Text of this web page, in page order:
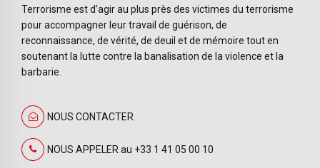
Terrorisme est d’agir au plus près des victimes du terrorisme
pour accompagner leur travail de guérison, de
reconnaissance, de vérité, de deuil et de mémoire tout en
soutenant la lutte contre la banalisation de la violence et la
barbarie.
NOUS CONTACTER
NOUS APPELER au +33 1 41 05 00 10